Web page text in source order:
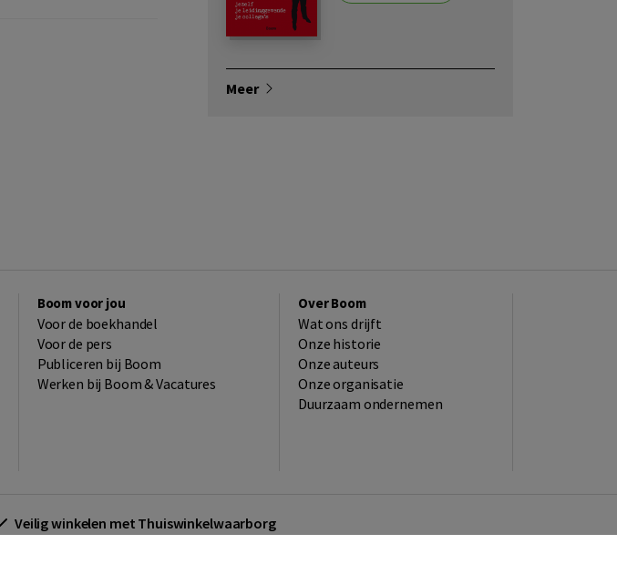
Meer
Boom voor jou
Voor de boekhandel
Voor de pers
Publiceren bij Boom
Werken bij Boom & Vacatures
Over Boom
Wat ons drijft
Onze historie
Onze auteurs
Onze organisatie
Duurzaam ondernemen
Veilig winkelen met Thuiswinkelwaarborg